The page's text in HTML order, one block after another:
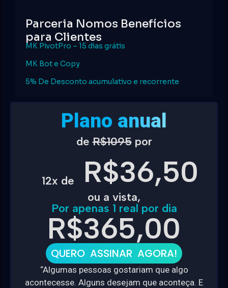
Parceria Nomos Benefícios
para Clientes
MK PivotPro – 15 dias grátis
MK Bot e Copy
5% De Desconto acumulativo e recorrente
Plano anual
deR$1095por
12x de R$36,50
ou a vista,
Por apenas 1 real por dia
R$365,00
QUERO ASSINAR AGORA!
“Algumas pessoas gostariam que algo
acontecesse. Alguns desejam que aconteça. E